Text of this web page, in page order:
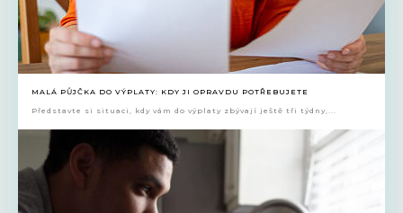
MALÁ PŮJČKA DO VÝPLATY: KDY JI OPRAVDU POTŘEBUJETE
Představte si situaci, kdy vám do výplaty zbývají ještě tři týdny,...